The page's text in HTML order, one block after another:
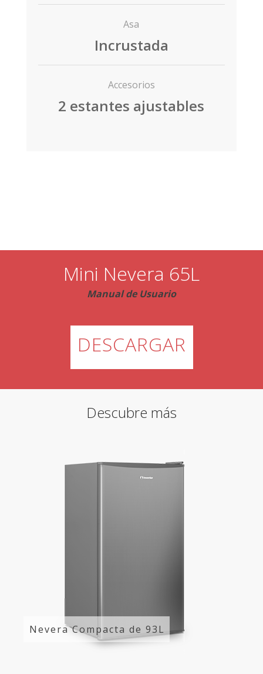
Asa
Incrustada
Accesorios
2 estantes ajustables
Mini Nevera 65L
Manual de Usuario
DESCARGAR
Descubre más
Nevera Compacta de 93L